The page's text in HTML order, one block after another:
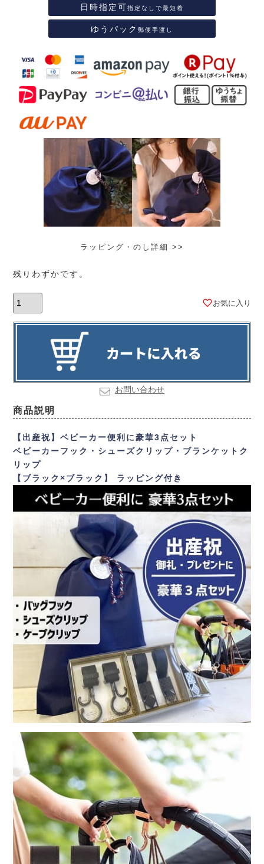
日時指定可指定なしで最短着
ゆうパック 郵便手渡し
ラッピング・のし詳細 >>
残りわずかです。
お気に入り
お問い合わせ
商品説明
【出産祝】ベビーカー便利に豪華3点セット
ベビーカーフック・シューズクリップ・ブランケットク
リップ
【ブラック×ブラック】 ラッピング付き